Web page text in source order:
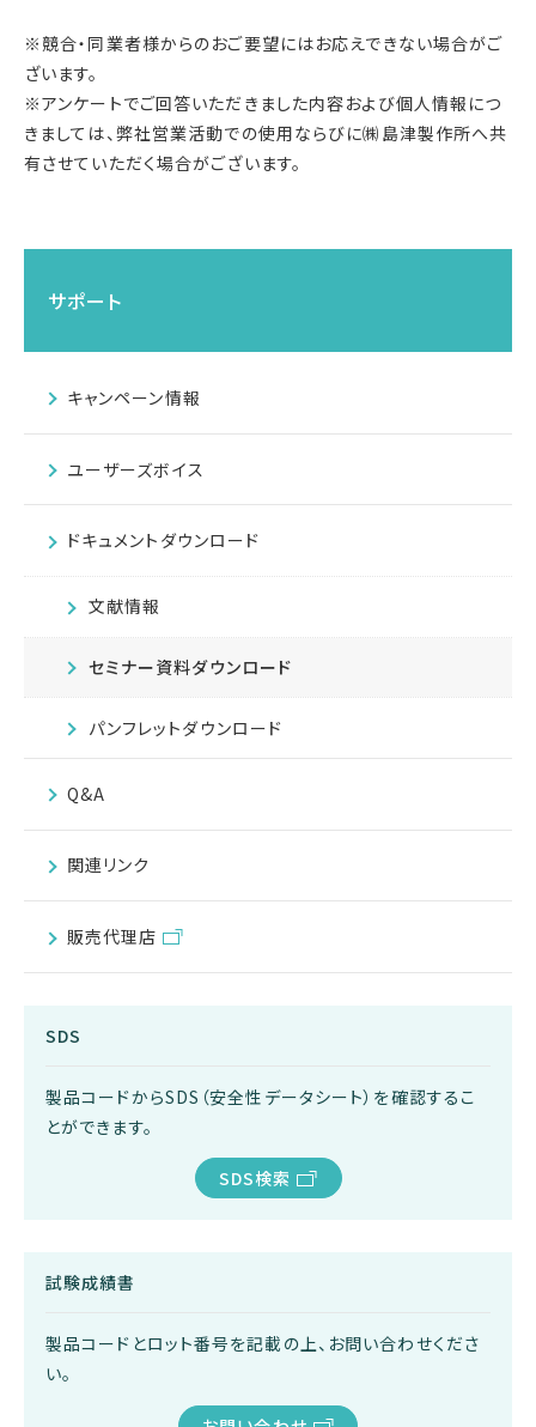
※競合・同業者様からのおご要望にはお応えできない場合がご
ざいます。
※アンケートでご回答いただきました内容および個人情報につ
きましては、弊社営業活動での使用ならびに㈱島津製作所へ共
有させていただく場合がございます。
サポート
キャンペーン情報
ユーザーズボイス
ドキュメントダウンロード
文献情報
セミナー資料ダウンロード
パンフレットダウンロード
Q&A
関連リンク
販売代理店
SDS
製品コードからSDS（安全性データシート）を確認するこ
とができます。
SDS検索
試験成績書
製品コードとロット番号を記載の上、お問い合わせくださ
い。